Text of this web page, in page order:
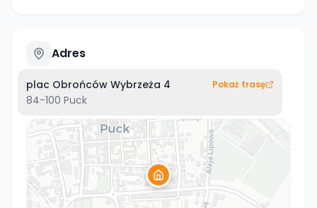
Adres
plac Obrońców Wybrzeża 4
84-100 Puck
Pokaż trasę